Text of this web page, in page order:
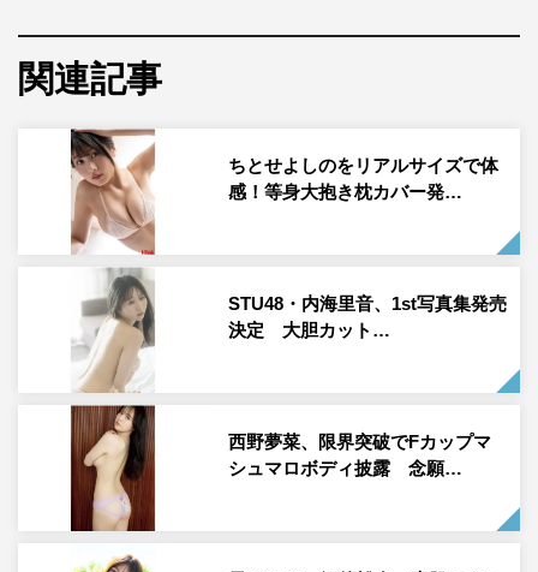
高木悠未1st写真集「タカラモノ」撮影／桑島智輝 ©光文社
アイドルグループ・LinQの高木悠未の1st写真集「タカラ
モノ」（光文社）が7月4日に発売された。
九州を代表するアイドルグループ・LinQ創設メンバーにし
て、SNS総フォロワー数130万超というインフルエンサー
であり、タレントとしても活躍する高木悠未。8月にLinQ
関連記事
ちとせよしのをリアルサイズで体
感！等身大抱き枕カバー発…
STU48・内海里音、1st写真集発売
決定 大胆カット…
西野夢菜、限界突破でFカップマ
シュマロボディ披露 念願…